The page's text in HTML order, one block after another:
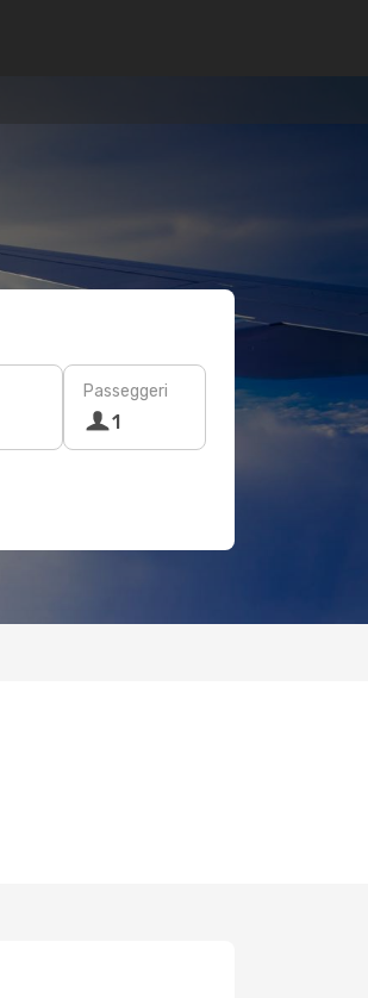
Passeggeri
1